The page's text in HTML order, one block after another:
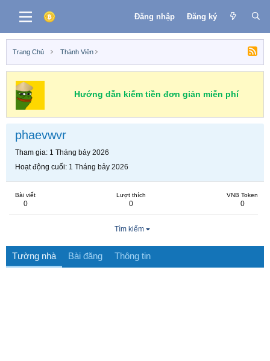
Đăng nhập Đăng ký
Trang Chủ Thành Viên
Hướng dẫn kiếm tiền đơn giản miễn phí
phaevwvr
Tham gia 1 Tháng bảy 2026
Hoạt động cuối 1 Tháng bảy 2026
Bài viết
0
Lượt thích
0
VNB Token
0
Tìm kiếm
Tường nhà Bài đăng Thông tin